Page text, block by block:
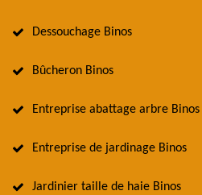
Dessouchage Binos
Bûcheron Binos
Entreprise abattage arbre Binos
Entreprise de jardinage Binos
Jardinier taille de haie Binos